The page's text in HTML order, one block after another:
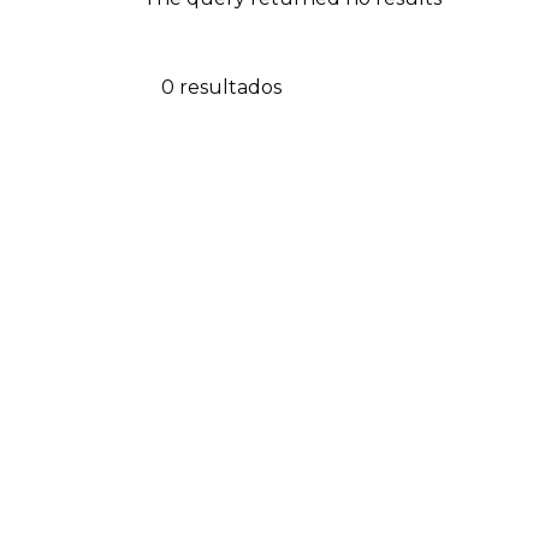
0 resultados